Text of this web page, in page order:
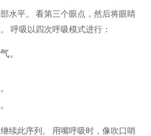
水平。 看第三个眼点，然后将眼睛
呼吸以四次呼吸模式进行：
。
续此序列。 用嘴呼吸时，像吹口哨